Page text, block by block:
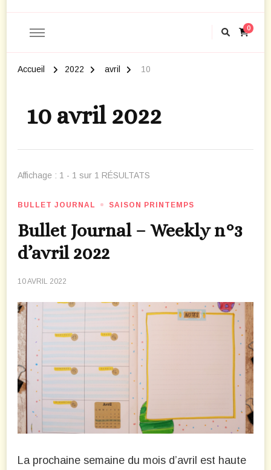
0
Accueil 2022 avril 10
10 avril 2022
Affichage : 1 - 1 sur 1 RÉSULTATS
BULLET JOURNAL SAISON PRINTEMPS
Bullet Journal – Weekly n°3
d’avril 2022
10 AVRIL 2022
La prochaine semaine du mois d’avril est haute